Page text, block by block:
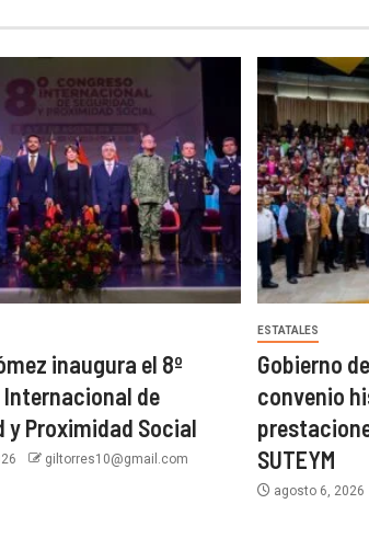
inaugura el 8º
Internacional de
y Proximidad Social
giltorres10@gmail.com
ESTATALES
Gobierno
convenio
SUTEYM
agosto 6, 2026